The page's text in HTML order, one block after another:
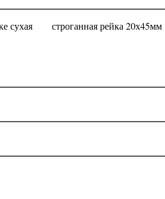
сухая строганная рейка 20х45мм